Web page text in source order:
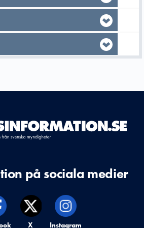
på sociala medier
på,
Krisinformation på,
X Krisinformation på,
Instagram